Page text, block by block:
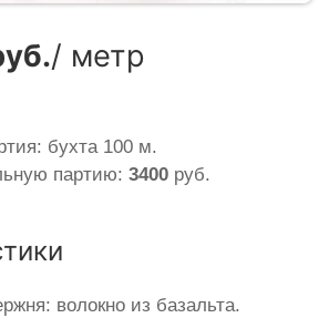
/ метр
бухта 100 м.
партию: 3400 руб.
волокно из базальта.